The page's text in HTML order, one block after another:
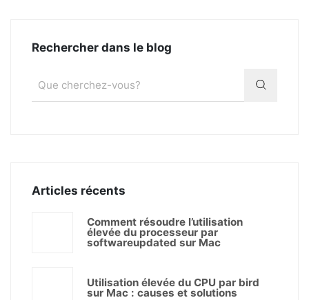
Rechercher dans le blog
Articles récents
Comment résoudre l’utilisation
élevée du processeur par
softwareupdated sur Mac
Utilisation élevée du CPU par bird
sur Mac : causes et solutions